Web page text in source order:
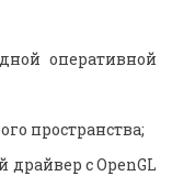
оперативной
пространства;
с OpenGL